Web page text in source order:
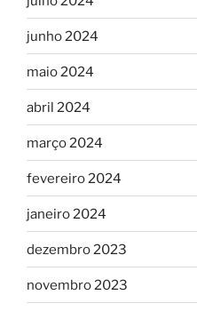
junho 2024
maio 2024
abril 2024
março 2024
fevereiro 2024
janeiro 2024
dezembro 2023
novembro 2023